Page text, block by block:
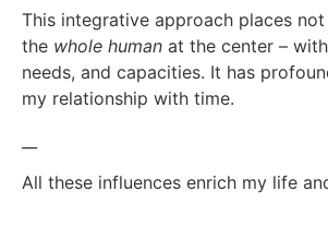
This integrative approach places
the whole human at the center –
needs, and capacities. It has
my relationship with time.
All these influences enrich my life